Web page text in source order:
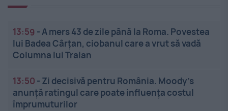
13:59 -A mers 43 de zile până la Roma. Povestea
lui Badea Cârțan, ciobanul care a vrut să vadă
Columna lui Traian
13:50 - Zi decisivă pentru România. Moody’s
anunță ratingul care poate influența costul
împrumuturilor